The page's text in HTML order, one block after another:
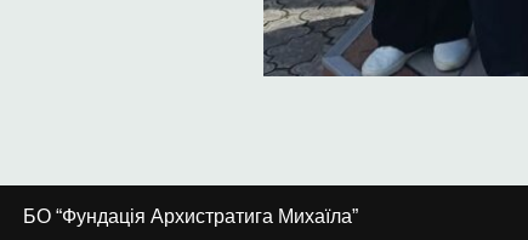
БО “Фундація Архистратига Михаїла”